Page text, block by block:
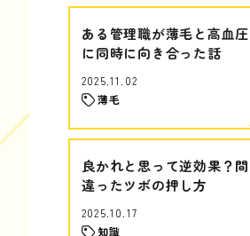
ある管理職が薄毛と高血圧
に同時に向き合った話
2025.11.02
薄毛
良かれと思って逆効果？間
違ったツボの押し方
2025.10.17
知識